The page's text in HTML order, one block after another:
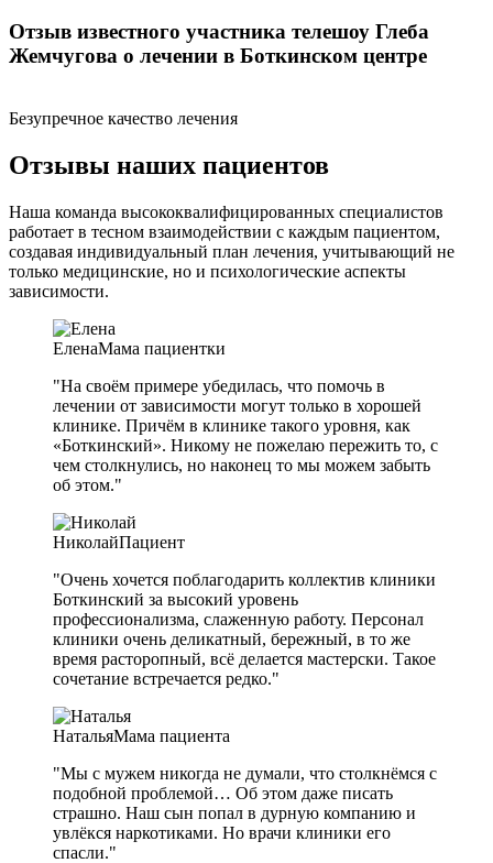
Отзыв известного участника телешоу Глеба
Жемчугова о лечении в Боткинском центре
Безупречное качество лечения
Отзывы наших пациентов
Наша команда высококвалифицированных специалистов
работает в тесном взаимодействии с каждым пациентом,
создавая индивидуальный план лечения, учитывающий не
только медицинские, но и психологические аспекты
зависимости.
ЕленаМама пациентки
"На своём примере убедилась, что помочь в
лечении от зависимости могут только в хорошей
клинике. Причём в клинике такого уровня, как
«Боткинский». Никому не пожелаю пережить то, с
чем столкнулись, но наконец то мы можем забыть
об этом."
НиколайПациент
"Очень хочется поблагодарить коллектив клиники
Боткинский за высокий уровень
профессионализма, слаженную работу. Персонал
клиники очень деликатный, бережный, в то же
время расторопный, всё делается мастерски. Такое
сочетание встречается редко."
НатальяМама пациента
"Мы с мужем никогда не думали, что столкнёмся с
подобной проблемой… Об этом даже писать
страшно. Наш сын попал в дурную компанию и
увлёкся наркотиками. Но врачи клиники его
спасли."